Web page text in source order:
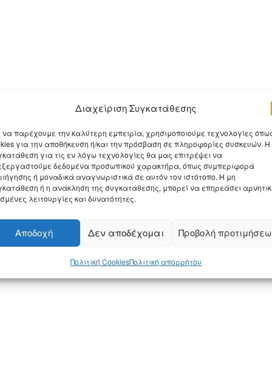
Διαχείριση Συγκατάθεσης
να παρέχουμε την καλύτερη εμπειρία, χρησιμοποιούμε τεχνολογίες
για την αποθήκευση ή/και την πρόσβαση σε πληροφορίες συσκευών. Η
για τις εν λόγω τεχνολογίες θα μας επιτρέψει να
δεδομένα προσωπικού χαρακτήρα, όπως συμπεριφορά
ή μοναδικά αναγνωριστικά σε αυτόν τον ιστότοπο. Η μη
ή η ανάκληση της συγκατάθεσης, μπορεί να επηρεάσει
λειτουργίες και δυνατότητες.
Αποδοχή Δεν αποδέχομαι Προβολή
Πολιτική CookiesΠολιτική απορρήτου